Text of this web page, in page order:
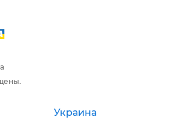
Украина